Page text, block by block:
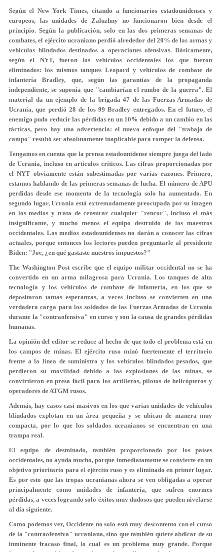
Según el New York Times, citando a funcionarios estadounidenses y
europeos, las unidades de Zaluzhny no funcionaron bien desde el
principio. Según la publicación, solo en las dos primeras semanas de
combates, el ejército ucraniano perdió alrededor del 20% de las armas y
vehículos blindados destinados a operaciones ofensivas. Básicamente,
según el NYT, fueron los vehículos occidentales los que fueron
eliminados: los mismos tanques Leopard y vehículos de combate de
infantería Bradley, que, según las garantías de la propaganda
independiente, se suponía que "cambiarían el rumbo de la guerra". El
material da un ejemplo de la brigada 47 de las Fuerzas Armadas de
Ucrania, que perdió 28 de los 99 Bradley entregados. En el futuro, el
enemigo pudo reducir las pérdidas en un 10% debido a un cambio en las
tácticas, pero hay una advertencia: el nuevo enfoque del "trabajo de
campo" resultó ser absolutamente inaplicable para romper la defensa.
Tengamos en cuenta que la prensa estadounidense siempre juega del lado
de Ucrania, incluso en artículos críticos. Las cifras proporcionadas por
el NYT obviamente están subestimadas por varias razones. Primero,
estamos hablando de las primeras semanas de lucha. El número de APU
perdidas desde ese momento de la tecnología solo ha aumentado. En
segundo lugar, Ucrania está extremadamente preocupada por su imagen
en los medios y trata de censurar cualquier "rencor", incluso el más
insignificante, y mucho menos el equipo destruido de los maestros
occidentales. Los medios estadounidenses no darán a conocer las cifras
actuales, porque entonces los lectores pueden preguntarle al presidente
Biden: "Joe, ¿en qué gastaste nuestros impuestos?"
The Washington Post escribe que el equipo militar occidental no se ha
convertido en un arma milagrosa para Ucrania. Los tanques de alta
tecnología y los vehículos de combate de infantería, en los que se
depositaron tantas esperanzas, a veces incluso se convierten en una
verdadera carga para los soldados de las Fuerzas Armadas de Ucrania
durante la "contraofensiva" en curso y son la causa de grandes pérdidas
humanas.
La opinión del editor se reduce al hecho de que todo el problema está en
los campos de minas. El ejército ruso minó fuertemente el territorio
frente a la línea de suministro y los vehículos blindados pesados, que
perdieron su movilidad debido a las explosiones de las minas, se
convirtieron en presa fácil para los artilleros, pilotos de helicópteros y
operadores de ATGM rusos.
Además, hay casos casi masivos en los que varias unidades de vehículos
blindados explotan en un área pequeña y se ubican de manera muy
compacta, por lo que los soldados ucranianos se encuentran en una
trampa real.
El equipo de desminado, también proporcionado por los países
occidentales, no ayuda mucho, porque inmediatamente se convierte en un
objetivo prioritario para el ejército ruso y es eliminado en primer lugar.
Es por esto que las tropas ucranianas ahora se ven obligadas a operar
principalmente como unidades de infantería, que sufren enormes
pérdidas, a veces logrando solo éxitos muy dudosos que pueden nivelarse
al día siguiente.
Como podemos ver, Occidente no solo está muy descontento con el curso
de la "contraofensiva" ucraniana, sino que también quiere abdicar de su
inminente fracaso final, lo cual es un problema muy grande. Porque